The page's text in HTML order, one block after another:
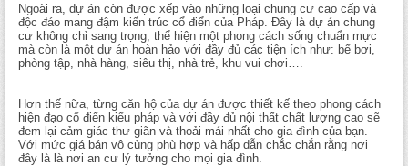
Ngoài ra, dự án còn được xếp vào những loại chung cư cao cấp và
độc đáo mang đậm kiến trúc cổ điển của Pháp. Đây là dự án chung
cư không chỉ sang trọng, thể hiện một phong cách sống chuẩn mực
mà còn là một dự án hoàn hảo với đầy đủ các tiện ích như: bể bơi,
phòng tập, nhà hàng, siêu thị, nhà trẻ, khu vui chơi….
Hơn thế nữa, từng căn hộ của dự án được thiết kế theo phong cách
hiện đạo cổ điển kiểu pháp và với đầy đủ nội thất chất lượng cao sẽ
đem lại cảm giác thư giãn và thoải mái nhất cho gia đình của bạn.
Với mức giá bán vô cùng phù hợp và hấp dẫn chắc chắn rằng nơi
đây là là nơi an cư lý tưởng cho mọi gia đình.